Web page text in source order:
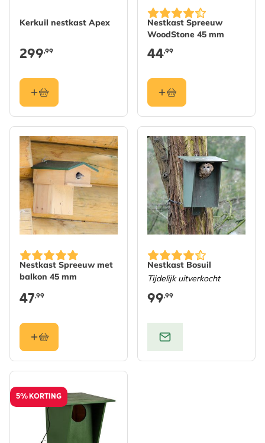
Kerkuil nestkast Apex
299,99
Nestkast Spreeuw
WoodStone 45 mm
44,99
Nestkast Spreeuw met
balkon 45 mm
47,99
Nestkast Bosuil
Tijdelijk uitverkocht
99,99
5% KORTING